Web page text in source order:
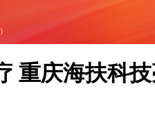
重庆海扶科技